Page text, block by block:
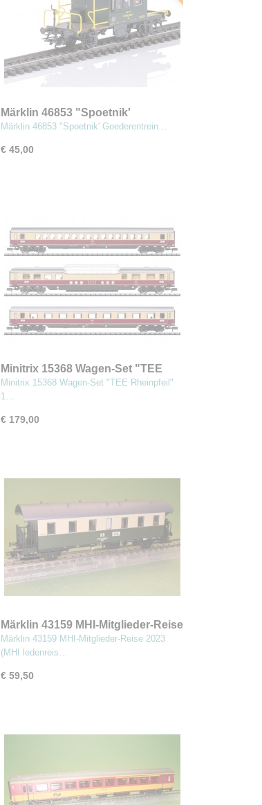
Märklin 46853 "Spoetnik'
Goederentrein begeleidingswagen
Märklin 46853 "Spoetnik' Goederentrein…
€ 45,00
Minitrix 15368 Wagen-Set "TEE
Rheinpfeil"
Minitrix 15368 Wagen-Set "TEE Rheinpfeil"
1…
€ 179,00
Märklin 43159 MHI-Mitglieder-Reise
2023 (MBA)
Märklin 43159 MHI-Mitglieder-Reise 2023
(MHI ledenreis…
€ 59,50